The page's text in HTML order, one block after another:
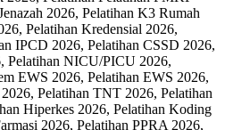
2026, Pelatihan K3 Rumah
Pelatihan Kredensial 2026,
IPCD 2026, Pelatihan CSSD 2026,
Pelatihan NICU/PICU 2026,
EWS 2026, Pelatihan EWS 2026,
Pelatihan TNT 2026, Pelatihan
Hiperkes 2026, Pelatihan Koding
2026, Pelatihan PPRA 2026,